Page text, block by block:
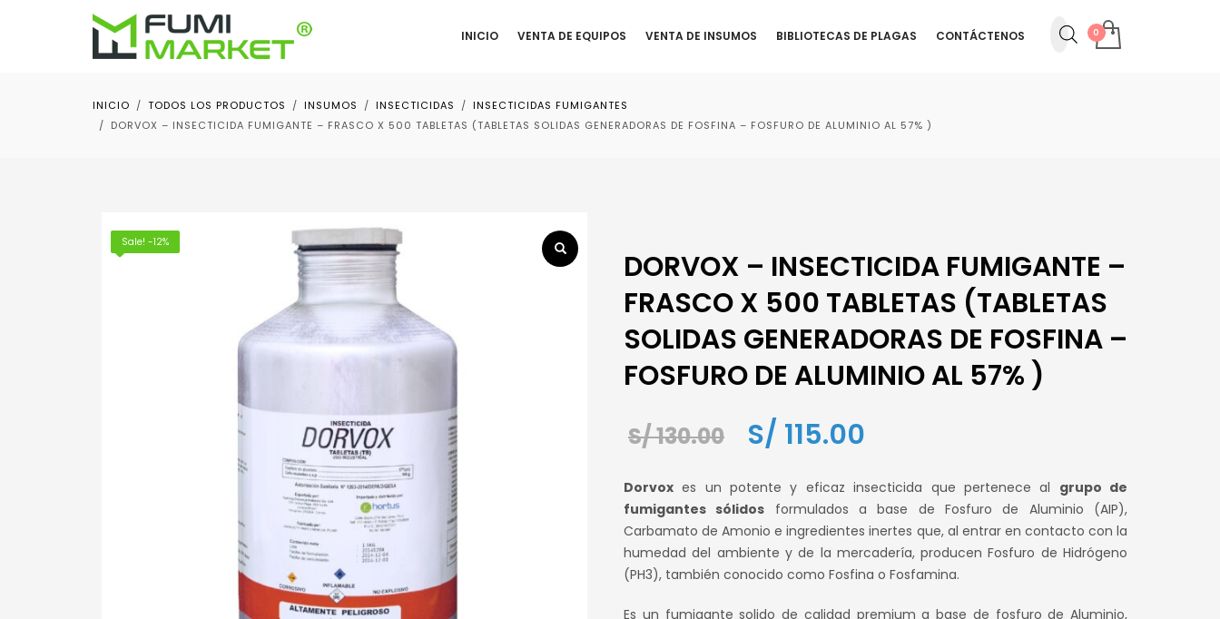
INICIO VENTA DE EQUIPOS VENTA DE INSUMOS BIBLIOTECAS DE PLAGAS CONTÁCTENOS
INICIO TODOS LOS PRODUCTOS INSUMOS INSECTICIDAS
INSECTICIDAS FUMIGANTES
DORVOX – INSECTICIDA FUMIGANTE – FRASCO X 500 TABLETAS (TABLETAS SOLIDAS GENERADORAS DE FOSFINA – FOSFURO DE ALUMINIO AL 57% )
Sale! -12%
DORVOX – INSECTICIDA FUMIGANTE –
FRASCO X 500 TABLETAS (TABLETAS
SOLIDAS GENERADORAS DE FOSFINA –
FOSFURO DE ALUMINIO AL 57% )
S/130.00
El
original
era:
S/ 130.00.
S/ 115.00
actual
es:
S/ 115.00.
Dorvox es un potente y eficaz insecticida que pertenece al grupo de
fumigantes sólidos formulados a base de Fosfuro de Aluminio (AIP),
Carbamato de Amonio e ingredientes inertes que, al entrar en contacto con la
humedad del ambiente y de la mercadería, producen Fosfuro de Hidrógeno
(PH3), también conocido como Fosfina o Fosfamina.
Es un fumigante solido de calidad premium a base de fosfuro de Aluminio,